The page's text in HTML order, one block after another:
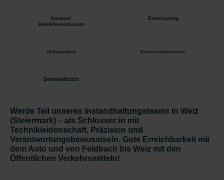
Kantine/
Betriebsrestaurant
Einschulung
Onboarding Essensgutscheine
Betriebsärzt:in
Werde Teil unseres Instandhaltungsteams in Weiz
(Steiermark) – als Schlosser:in mit
Technikleidenschaft, Präzision und
Verantwortungsbewusstsein. ​Gute Erreichbarkeit mit
dem Auto und von Feldbach bis Weiz mit den ​
Öffentlichen Verkehrsmitteln!